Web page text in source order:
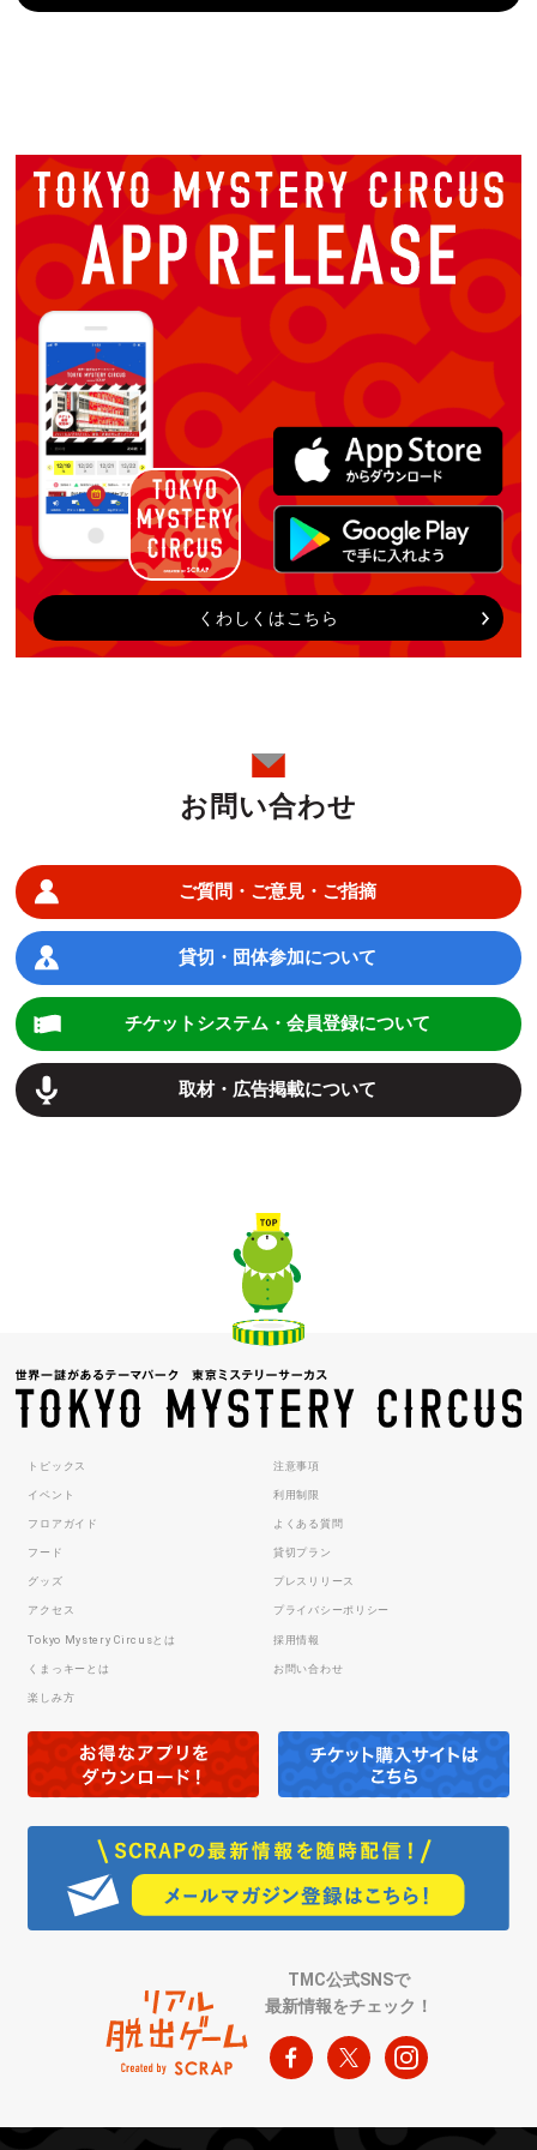
くわしくはこちら
お問い合わせ
ご質問・ご意見・ご指摘
貸切・団体参加について
チケットシステム・会員登録について
取材・広告掲載について
トピックス
イベント
フロアガイド
フード
グッズ
アクセス
Tokyo Mystery Circusとは
くまっキーとは
楽しみ方
注意事項
利用制限
よくある質問
貸切プラン
プレスリリース
プライバシーポリシー
採用情報
お問い合わせ
TMC公式SNSで
最新情報をチェック！